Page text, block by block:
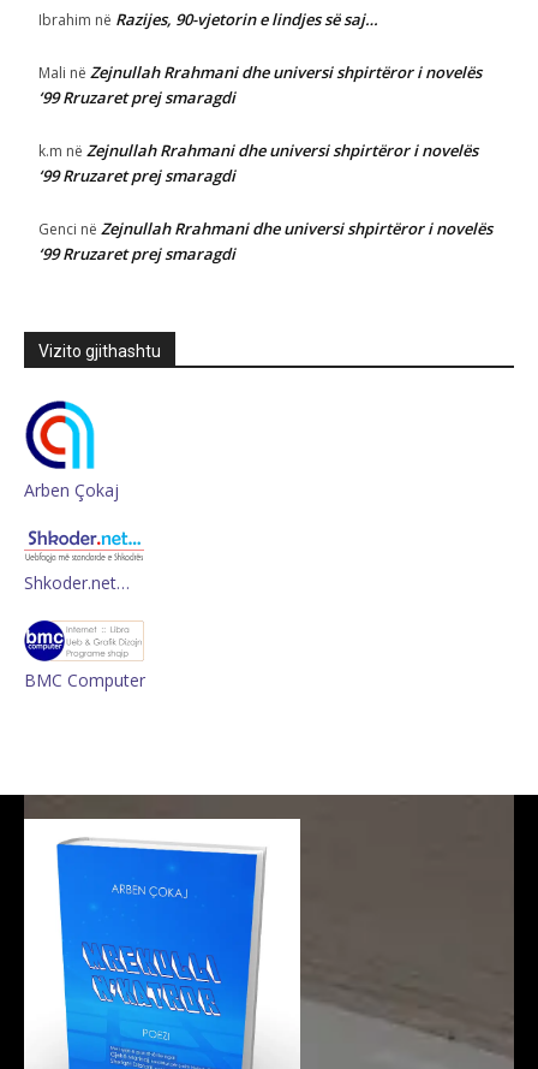
Ibrahim në Razijes, 90-vjetorin e lindjes së saj…
Mali në Zejnullah Rrahmani dhe universi shpirtëror i novelës
‘99 Rruzaret prej smaragdi
k.m në Zejnullah Rrahmani dhe universi shpirtëror i novelës
‘99 Rruzaret prej smaragdi
Genci në Zejnullah Rrahmani dhe universi shpirtëror i novelës
‘99 Rruzaret prej smaragdi
Vizito gjithashtu
Arben Çokaj
Shkoder.net…
BMC Computer